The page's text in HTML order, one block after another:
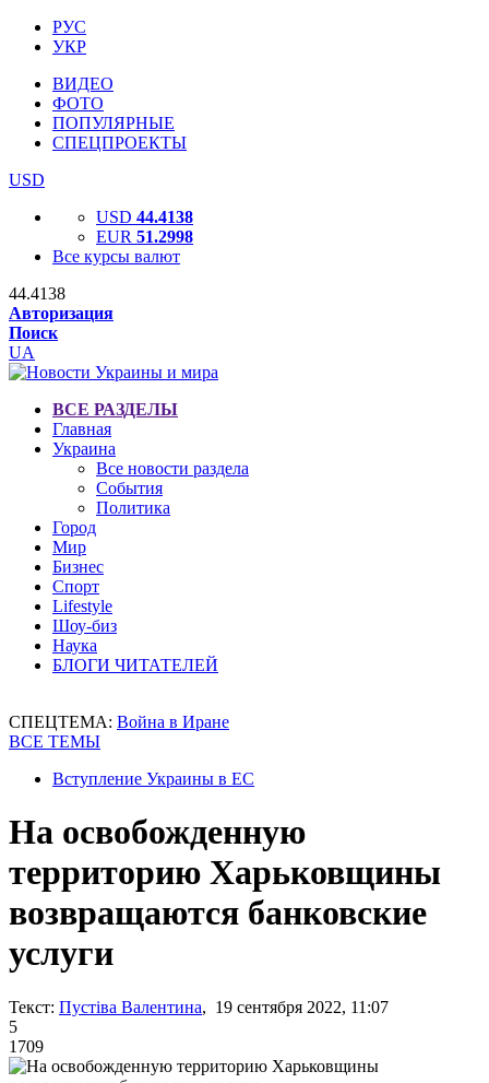
РУС
УКР
ВИДЕО
ФОТО
ПОПУЛЯРНЫЕ
СПЕЦПРОЕКТЫ
USD
USD 44.4138
EUR 51.2998
Все курсы валют
44.4138
Авторизация
Поиск
UA
ВСЕ РАЗДЕЛЫ
Главная
Украина
Все новости раздела
События
Политика
Город
Мир
Бизнес
Спорт
Lifestyle
Шоу-биз
Наука
БЛОГИ ЧИТАТЕЛЕЙ
СПЕЦТЕМА: Война в Иране
ВСЕ ТЕМЫ
Вступление Украины в ЕС
На освобожденную
территорию Харьковщины
возвращаются банковские
услуги
Текст: Пустіва Валентина, 19 сентября 2022, 11:07
5
1709